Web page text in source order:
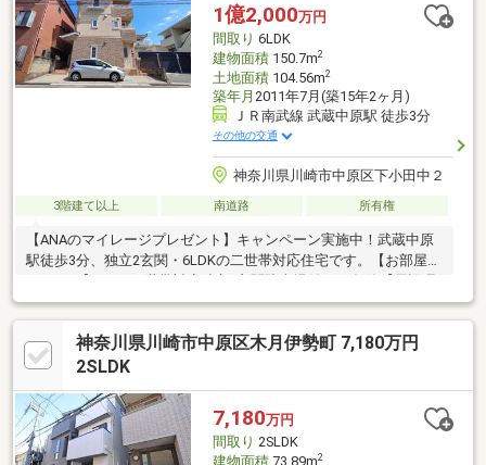
1億2,000万円
間取り 6LDK
建物面積150.7m2
土地面積104.56m2
築年月 2011年7月(築15年2ヶ月)
ＪＲ南武線 武蔵中原駅 徒歩3分
その他の交通
神奈川県川崎市中原区下小田中２
3階建て以上 南道路 所有権
【ANAのマイレージプレゼント】キャンペーン実施中！武蔵中原
駅徒歩3分、独立2玄関・6LDKの二世帯対応住宅です。【お部屋の
境のポイント】駅徒歩3分買物便利教育施設徒歩圏公園近く通勤便
利
神奈川県川崎市中原区木月伊勢町 7,180万円
2SLDK
7,180万円
間取り 2SLDK
2